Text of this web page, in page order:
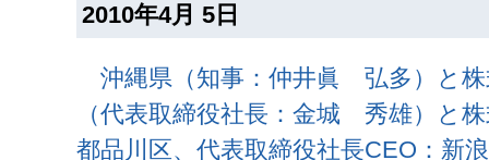
2010年4月 5日
沖縄県（知事：仲井眞 弘多）と株
（代表取締役社長：金城 秀雄）と
都品川区、代表取締役社長CEO：新